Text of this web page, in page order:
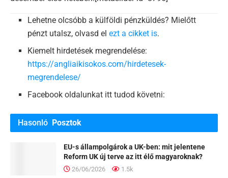
Lehetne olcsóbb a külföldi pénzküldés? Mielőtt
pénzt utalsz, olvasd elezt a cikket is.
Kiemelt hirdetések megrendelése:
https://angliaikisokos.com/hirdetesek-
megrendelese/
Facebook oldalunkat itt tudod követni:
Hasonló Posztok
EU-s állampolgárok a UK-ben: mit jelentene
Reform UK új terve az itt élő magyaroknak?
26/06/2026 1.5k